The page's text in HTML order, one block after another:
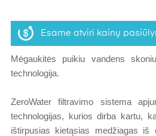
Esame atviri kainų
Mėgaukitės puikiu vandens
technologija.
ZeroWater filtravimo sistema
technologijas, kurios dirba kartu,
ištirpusias kietąsias medžiagas iš